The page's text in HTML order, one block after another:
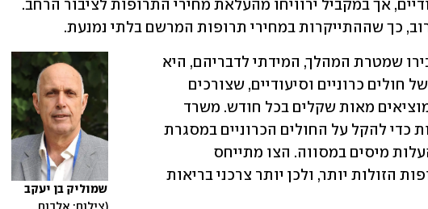
כך שההתייקרות במחירי תרופות המרשם בלתי נמנעת.
שמוליק בן יעקב